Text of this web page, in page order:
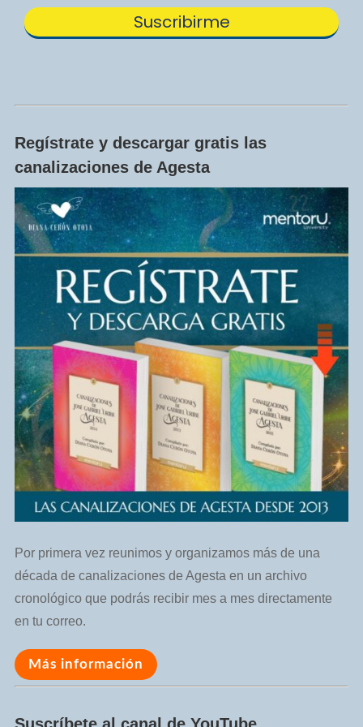
Regístrate y descargar gratis las
canalizaciones de Agesta
Por primera vez reunimos y organizamos más de una
década de canalizaciones de Agesta en un archivo
cronológico que podrás recibir mes a mes directamente
en tu correo.
Más información